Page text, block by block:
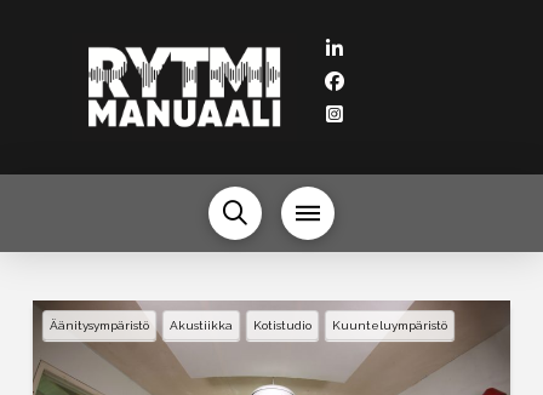
Äänitysympäristö Akustiikka Kotistudio Kuunteluympäristö